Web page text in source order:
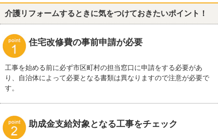
介護リフォームするときに気をつけておきたいポイント！
住宅改修費の事前申請が必要
工事を始める前に必ず市区町村の担当窓口に申請をする必要があ
り、自治体によって必要となる書類は異なりますので注意が必要で
す。
助成金支給対象となる工事をチェック